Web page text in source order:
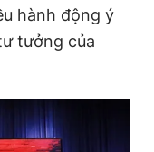
ngày 24.3.2020
Niên. Cấm sao
thuận bằng văn
hành động ý
tưởng của